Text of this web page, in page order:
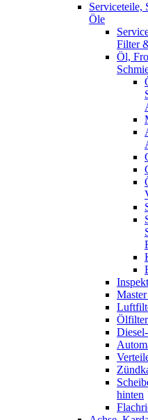
Serviceteile,
Öle
Filter
Öl,
Ölfilter
hinten